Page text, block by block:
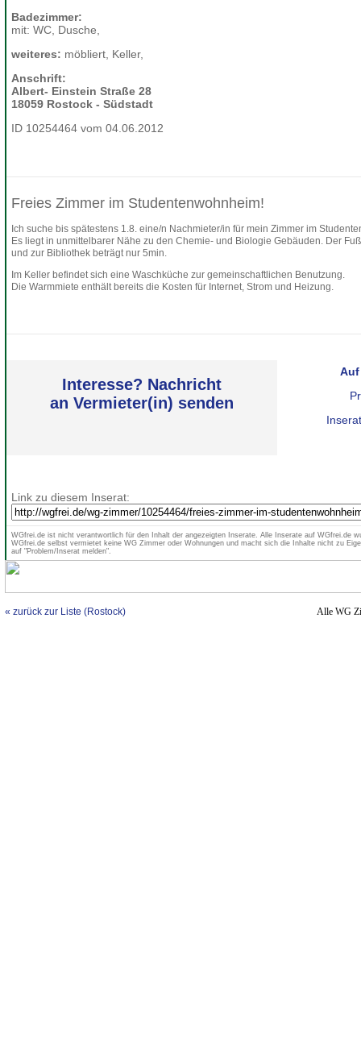
Badezimmer:
mit: WC, Dusche,
weiteres: möbliert, Keller,
Anschrift:
Albert- Einstein Straße 28
18059 Rostock - Südstadt
ID 10254464 vom 04.06.2012
Freies Zimmer im Studentenwohnheim!
Ich suche bis spätestens 1.8. eine/n Nachmieter/in für mein Zimmer im
Es liegt in unmittelbarer Nähe zu den Chemie- und Biologie Gebäuden. Der
und zur Bibliothek beträgt nur 5min.
Im Keller befindet sich eine Waschküche zur gemeinschaftlichen Benutzung.
Die Warmmiete enthält bereits die Kosten für Internet, Strom und Heizung.
Interesse? Nachricht
an Vermieter(in) senden
Auf
Link zu diesem Inserat:
WGfrei.de ist nicht verantwortlich für den Inhalt der angezeigten Inserate. Alle Inserate auf WGfrei.de
WGfrei.de selbst vermietet keine WG Zimmer oder Wohnungen und macht sich die Inhalte nicht zu
auf "Problem/Inserat melden".
« zurück zur Liste (Rostock) Alle WG